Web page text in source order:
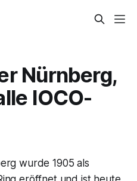
Nürnberg,
IOCO-
wurde 1905 als